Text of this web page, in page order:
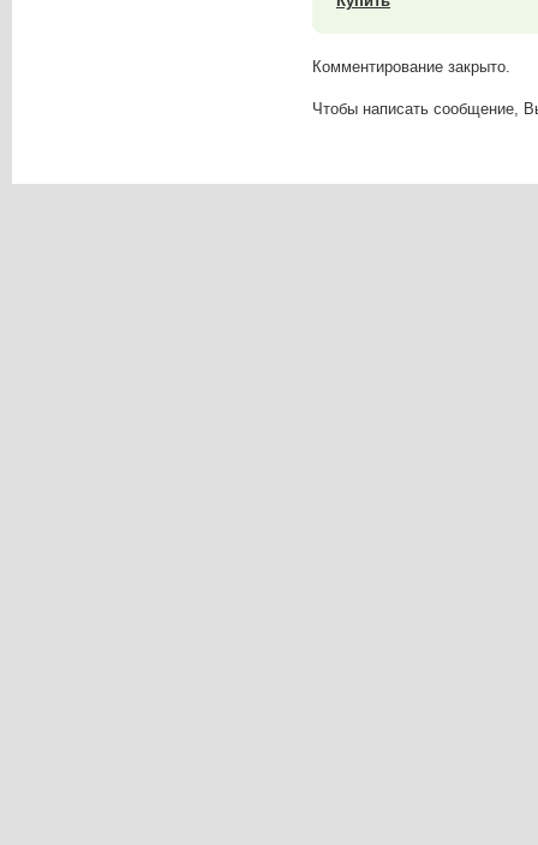
Комментирование закрыто.
Чтобы написать сообщение,